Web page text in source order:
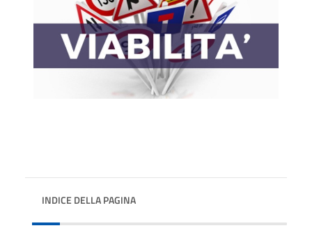
INDICE DELLA PAGINA